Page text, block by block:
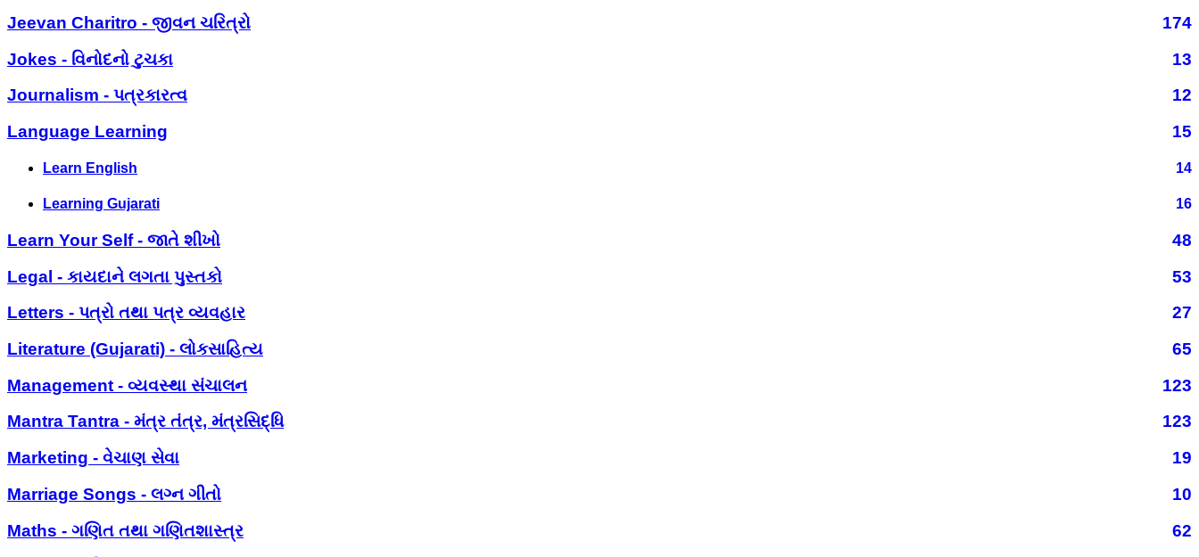
Jeevan Charitro - જીવન ચરિત્રો
174
Jokes - વિનોદનો ટુચકા
13
Journalism - પત્રકારત્વ
12
Language Learning
15
Learn English 14
Learning Gujarati 16
Learn Your Self - જાતે શીખો
48
Legal - કાયદાને લગતા પુસ્તકો
53
Letters - પત્રો તથા પત્ર વ્યવહાર
27
Literature (Gujarati) - લોકસાહિત્ય
65
Management - વ્યવસ્થા સંચાલન
123
Mantra Tantra - મંત્ર તંત્ર, મંત્રસિદ્ધિ
123
Marketing - વેચાણ સેવા
19
Marriage Songs - લગ્ન ગીતો
10
Maths - ગણિત તથા ગણિતશાસ્ત્ર
62